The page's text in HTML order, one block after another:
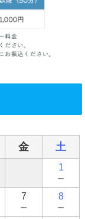
金 土
1
－
7
－
8
－